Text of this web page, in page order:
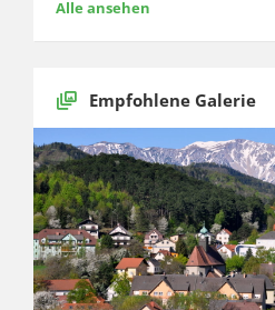
Alle ansehen
Empfohlene Galerie